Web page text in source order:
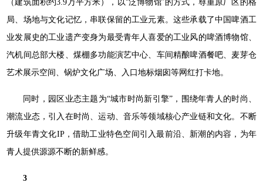
（建筑面积约3.9万平方米），以‘泛博物馆’的方式，尊重原厂区的格
局、场地与文化记忆，串联保留的工业元素。这些承载了中国啤酒工
业发展史的工业遗产变身为最受青年人喜爱的工业风的啤酒博物馆、
汽机间总部大楼、煤棚多功能演艺中心、车间精酿啤酒餐吧、麦芽仓
艺术展示空间、锅炉文化广场、入口地标烟囱等网红打卡地。
同时，园区业态主题为“城市时尚新引擎”，围绕年青人的时尚、
潮流业态，引入在时尚、运动、音乐等领域核心产业链和文化。不断
升级年青文化IP，借助工业特色空间引入最前沿、新潮的内容，为年
青人提供源源不断的新鲜感。
3